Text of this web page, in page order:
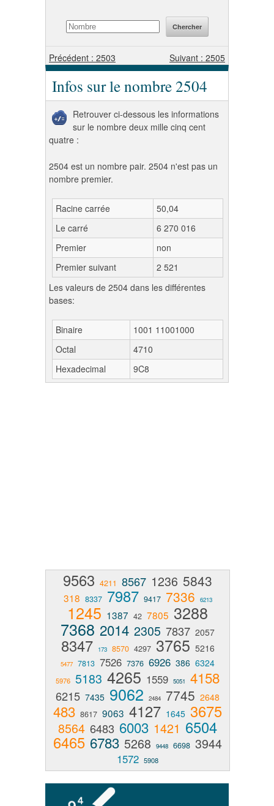
Précédent : 2503 Suivant : 2505
Infos sur le nombre 2504
Retrouver ci-dessous les informations
sur le nombre deux mille cinq cent
quatre :
2504 est un nombre pair. 2504 n'est pas un
nombre premier.
Racine carrée
50,04
Le carré
6 270 016
Premier
non
Premier suivant
2 521
Les valeurs de 2504 dans les différentes
bases:
Binaire
1001 11001000
Octal
4710
Hexadecimal
9C8
9563 4211 8567 1236 5843
318 8337 7987 9417 7336 6213
1245 1387 42 7805 3288
7368 2014 2305 7837 2057
8347 173 8570 4297 3765 5216
5477 7813 7526 7376 6926 386 6324
5976 5183 4265 1559 5051 4158
6215 7435 9062 2484 7745 2648
483 8617 9063 4127 1645 3675
8564 6483 6003 1421 6504
6465 6783 5268 9448 6698 3944
1572 5908